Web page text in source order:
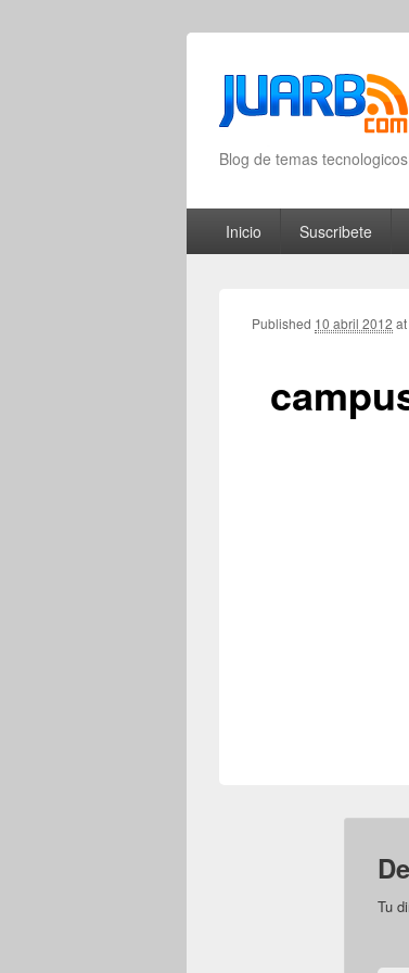
Blog de temas
Primary menu
Skip to primary content
Skip to secondary content
Inicio Suscribete
Published 10 abril 2012 at
Tu